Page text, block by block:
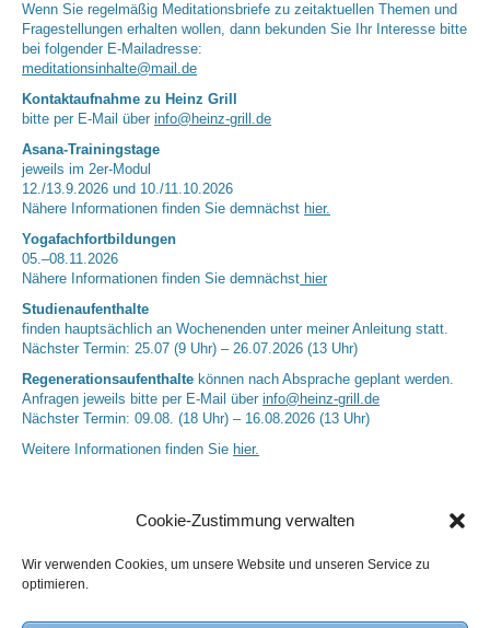
Cookie-Zustimmung verwalten
Wir verwenden Cookies, um unsere Website und unseren Service zu
optimieren.
Wenn Sie regelmäßig Meditationsbriefe zu zeitaktuellen Themen und
Fragestellungen erhalten wollen, dann bekunden Sie Ihr Interesse bitte
bei folgender E-Mailadresse:
meditationsinhalte@mail.de
Kontaktaufnahme zu Heinz Grill
bitte per E-Mail über info@heinz-grill.de
Asana-Trainingstage
jeweils im 2er-Modul
12./13.9.2026 und 10./11.10.2026
Nähere Informationen finden Sie demnächst hier.
Yogafachfortbildungen
05.–08.11.2026
Nähere Informationen finden Sie demnächst hier
Studienaufenthalte
finden hauptsächlich an Wochenenden unter meiner Anleitung statt.
Nächster Termin: 25.07 (9 Uhr) – 26.07.2026 (13 Uhr)
Regenerationsaufenthalte können nach Absprache geplant werden.
Anfragen jeweils bitte per E-Mail über info@heinz-grill.de
Nächster Termin: 09.08. (18 Uhr) – 16.08.2026 (13 Uhr)
Weitere Informationen finden Sie hier.